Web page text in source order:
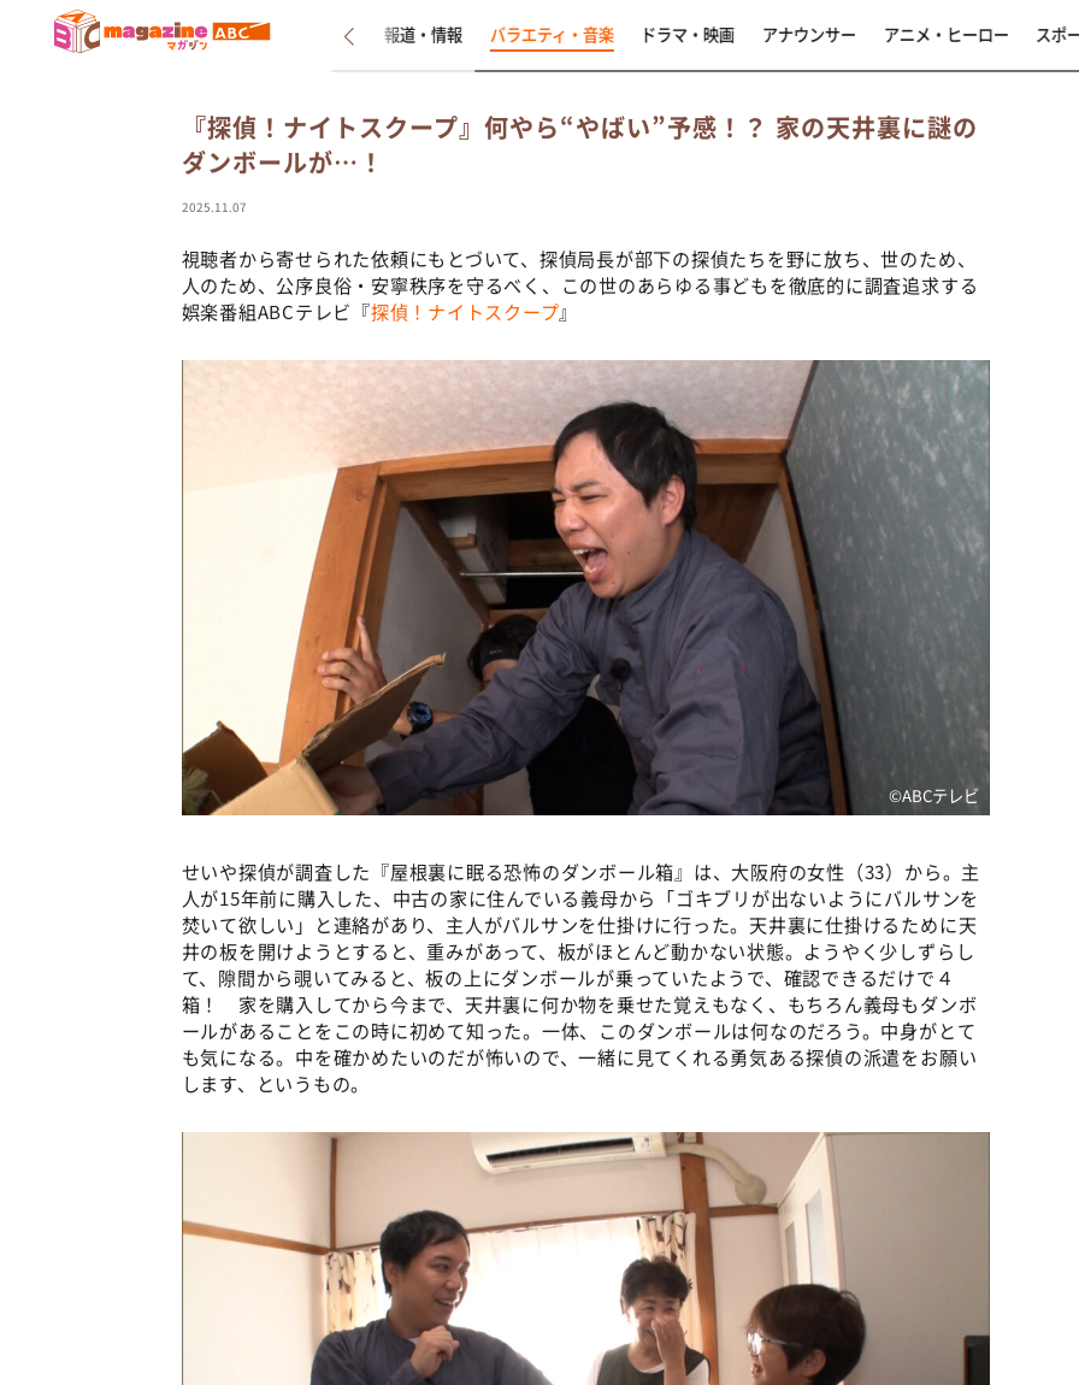
新着 インタビュー 報道・情報 バラエティ・音楽 ドラマ・映画 アナウンサー アニメ・ヒーロー スポ
『探偵！ナイトスクープ』何やら“やばい”予感！？ 家の天井裏に謎の
ダンボールが…！
2025.11.07
視聴者から寄せられた依頼にもとづいて、探偵局長が部下の探偵たちを野に放ち、世のため、
人のため、公序良俗・安寧秩序を守るべく、この世のあらゆる事どもを徹底的に調査追求する
娯楽番組ABCテレビ『探偵！ナイトスクープ』
©️ABCテレビ
せいや探偵が調査した『屋根裏に眠る恐怖のダンボール箱』は、大阪府の女性（33）から。主
人が15年前に購入した、中古の家に住んでいる義母から「ゴキブリが出ないようにバルサンを
焚いて欲しい」と連絡があり、主人がバルサンを仕掛けに行った。天井裏に仕掛けるために天
井の板を開けようとすると、重みがあって、板がほとんど動かない状態。ようやく少しずらし
て、隙間から覗いてみると、板の上にダンボールが乗っていたようで、確認できるだけで４
箱！ 家を購入してから今まで、天井裏に何か物を乗せた覚えもなく、もちろん義母もダンボ
ールがあることをこの時に初めて知った。一体、このダンボールは何なのだろう。中身がとて
も気になる。中を確かめたいのだが怖いので、一緒に見てくれる勇気ある探偵の派遣をお願い
します、というもの。